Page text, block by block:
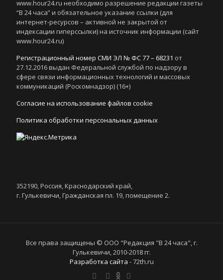
www.hour24.ru необходимо разрешение редакции газеты
“В 24 часа” и обязательное указание ссылки (для
интернет-ресурсов – активной не закрытой от
индексации гиперссылки) на источник информации (сайт
www.hour24.ru)
Регистрационный номер СМИ ЭЛ № ФС 77 – 68231 от
27.12.2016 выдан Федеральной службой по надзору в
сфере связи информационных технологий и массовых
коммуникаций (Роскомнадзор) (16+)
Согласие на использование файлов cookie
Политика обработки персональных данных
352190, Россия, Краснодарский край,
г. Гулькевичи, Гражданская пл. 19, помещение 2.
Все права защищены © ООО "Редакция "В 24 часа", г.
Гулькевичи, 2010-2018 гг.
Разработка сайта - 72th.ru